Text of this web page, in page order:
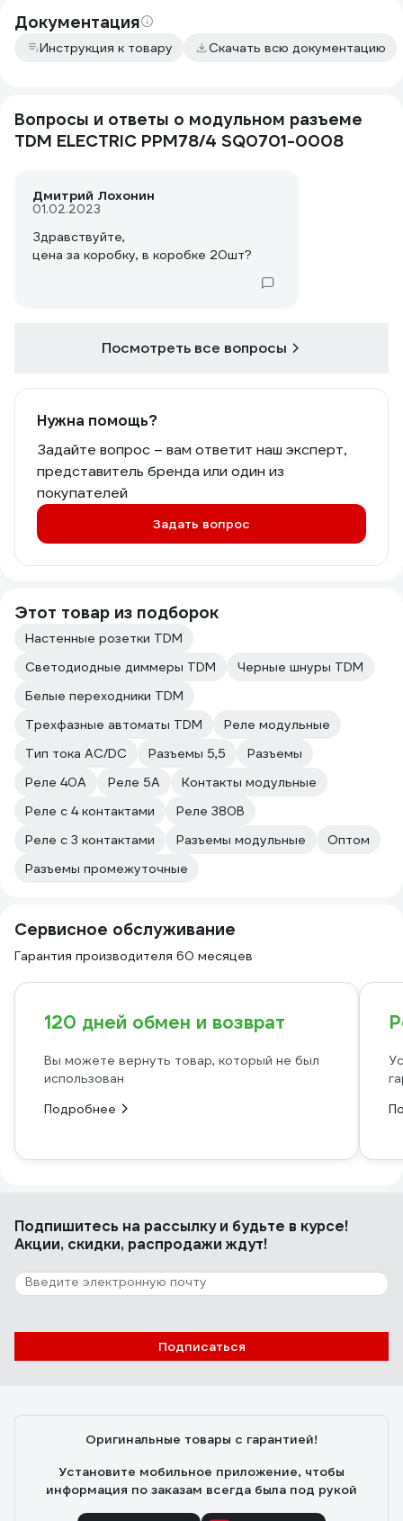
Документация
Инструкция к товару Скачать всю документацию
Вопросы и ответы о модульном разъеме
TDM ELECTRIC РРМ78/4 SQ0701-0008
Дмитрий Лохонин
01.02.2023
Здравствуйте,
цена за коробку, в коробке 20шт?
Посмотреть все вопросы
Нужна помощь?
Задайте вопрос – вам ответит наш эксперт,
представитель бренда или один из
покупателей
Задать вопрос
Этот товар из подборок
Настенные розетки TDM
Светодиодные диммеры TDM
Черные шнуры TDM
Белые переходники TDM
Трехфазные автоматы TDM
Реле модульные
Тип тока AC/DC
Разъемы 5,5
Разъемы
Реле 40А
Реле 5А
Контакты модульные
Реле с 4 контактами
Реле 380В
Реле с 3 контактами
Разъемы модульные
Оптом
Разъемы промежуточные
Сервисное обслуживание
Гарантия производителя 60 месяцев
120 дней обмен и возврат
Вы можете вернуть товар, который не был
использован
Подробнее
Подпишитесь на рассылкуи будьте в курсе!
Акции, скидки, распродажи ждут!
Подписаться
Оригинальные товары с гарантией!
Установите мобильное приложение, чтобы
информация по заказам всегда была под рукой